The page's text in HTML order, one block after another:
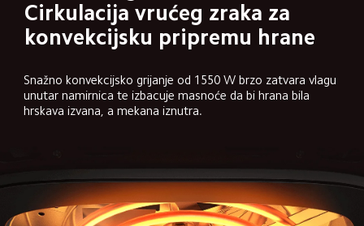
Cirkulacija vrućeg zraka za
konvekcijsku pripremu hrane
Snažno konvekcijsko grijanje od 1550 W brzo zatvara vlagu
unutar namirnica te izbacuje masnoće da bi hrana bila
hrskava izvana, a mekana iznutra.